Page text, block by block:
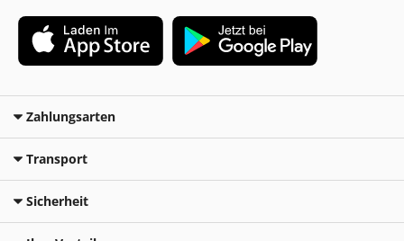
Zahlungsarten
Transport
Sicherheit